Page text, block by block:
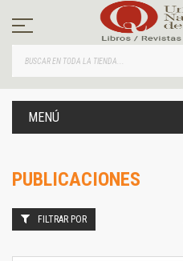
contenido
MENÚ
PUBLICACIONES
FILTRAR POR